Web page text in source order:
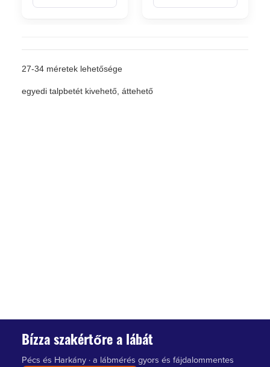
27-34 méretek lehetősége
egyedi talpbetét kivehető, áttehető
Bízza szakértőre a lábát
Pécs és Harkány · a lábmérés gyors és fájdalommentes